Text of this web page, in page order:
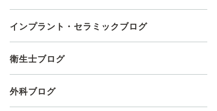
インプラント・セラミックブログ
衛生士ブログ
外科ブログ